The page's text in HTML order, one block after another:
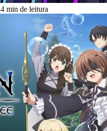
4 min de leitura